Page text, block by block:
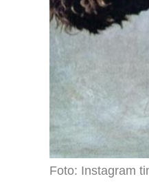
Foto: Instagram